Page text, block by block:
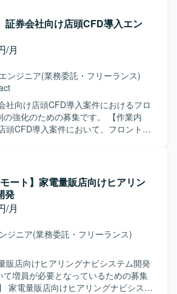
ロトタイプの作成を行っていただきま
活用した動くプロトタイプの作成・検
す。 ユーザーインタビューや定量デ
検証や、リリース後の改善施策立案
。 グロースを見据えたLP、オンボー
利用体験の改善を行っていただきま
ムやコンポーネント設計の整備、エン
連携・品質担保を行っていただきま
トの勝ち筋を高速に検証・構築して
める方を求めています。 【ポジシ
りに深く関わることができます。
や各種AIツールを活用しながらプロト
していただきます。
証券会社向け店頭CFD導入エン
/月
ンジニア(業務委託・フリーランス)
社向け店頭CFD導入案件におけるフロ
化のための募集です。 【作業内
頭CFD導入案件において、フロントエ
を行っていただきます。 【求める
発経験が豊富で、Flutterでの開発経験
を動かしていただける方を求めてお
チーム開発フローに慣れており、コミ
ながら課題解決に取り組める方が望
インへの学習意欲が高い方も歓迎い
FXやCFD、株取引といった専門的な
しながら、FlutterやReactを用いたフロ
ルを高めていただけます。リードエン
ど、上流や技術的リードにチャレンジ
ート】家電量販店向けヒアリン
発
/月
ジニア(業務委託・フリーランス)
販店向けヒアリングナビシステム開発
て増員が必要となっているための募集